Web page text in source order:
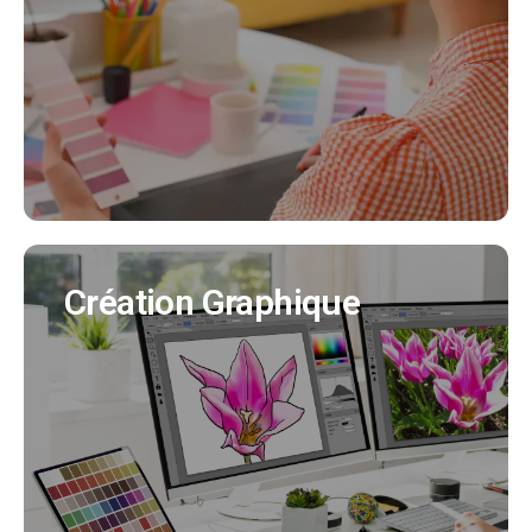
en cohérence avec tous vos supports de
communication. (Création charte graphique,
logo, déclinaisons..)
EN SAVOIR PLUS
Création Graphique
Création Graphique
Nous créons tous vos supports de
communication (flyer, affiche, brochure produit,
bulletin municipal, mascotte..)
EN SAVOIR PLUS